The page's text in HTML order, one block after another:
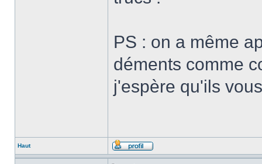
PS : on a même
déments comme
j'espère qu'ils
Haut